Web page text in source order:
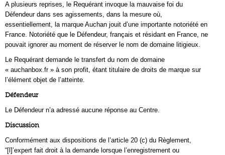
A plusieurs reprises, le Requérant invoque la mauvaise foi du
Défendeur dans ses agissements, dans la mesure où,
essentiellement, la marque Auchan jouit d’une importante notoriété en
France. Notoriété que le Défendeur, français et résidant en France, ne
pouvait ignorer au moment de réserver le nom de domaine litigieux.
Le Requérant demande le transfert du nom de domaine
« auchanbox.fr » à son profit, étant titulaire de droits de marque sur
l’élément objet de l’atteinte.
Défendeur
Le Défendeur n’a adressé aucune réponse au Centre.
Discussion
Conformément aux dispositions de l’article 20 (c) du Règlement,
“[l]’expert fait droit à la demande lorsque l’enregistrement ou